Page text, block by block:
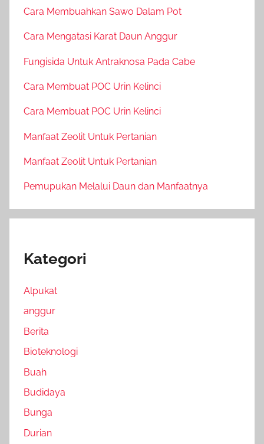
Cara Membuahkan Sawo Dalam Pot
Cara Mengatasi Karat Daun Anggur
Fungisida Untuk Antraknosa Pada Cabe
Cara Membuat POC Urin Kelinci
Cara Membuat POC Urin Kelinci
Manfaat Zeolit Untuk Pertanian
Manfaat Zeolit Untuk Pertanian
Pemupukan Melalui Daun dan Manfaatnya
Kategori
Alpukat
anggur
Berita
Bioteknologi
Buah
Budidaya
Bunga
Durian